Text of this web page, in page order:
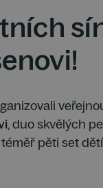
, duo skvělých
téměř pěti set